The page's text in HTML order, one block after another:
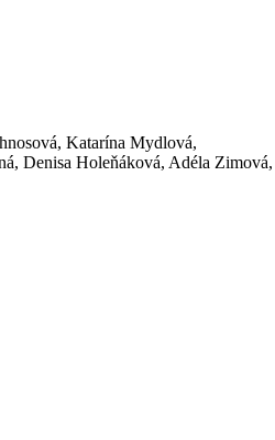
Katarína Mydlová,
Denisa Holeňáková, Adéla